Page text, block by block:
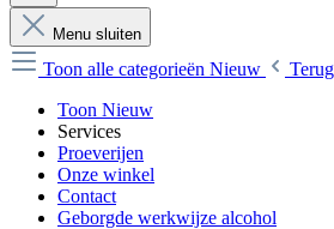
Menu sluiten
Toon alle categorieën Nieuw
Terug
Toon Nieuw
Services
Proeverijen
Onze winkel
Contact
Geborgde werkwijze alcohol